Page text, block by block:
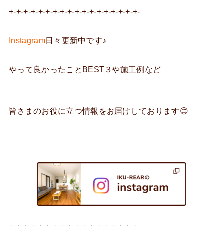
+-+-+-+-+-+-+-+-+-+-+-+-+-+-+-+-+-+-
Instagram日々更新中です♪
やって良かったことBEST３や施工例など
皆さまのお役に立つ情報をお届けしております😊